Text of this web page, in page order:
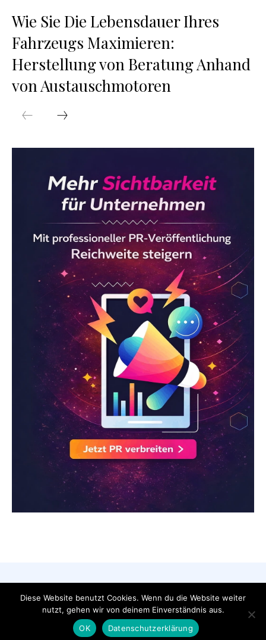
Wie Sie Die Lebensdauer Ihres
Fahrzeugs Maximieren:
Herstellung von Beratung Anhand
von Austauschmotoren
AGB Datenschutzerklärung
FAQ
Impressum Kontakt
Pressemeldung veröffentlichen
Diese Website benutzt Cookies. Wenn du die Website weiter
nutzt, gehen wir von deinem Einverständnis aus.
OK
Datenschutzerklärung